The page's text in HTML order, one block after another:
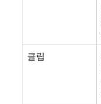
클립